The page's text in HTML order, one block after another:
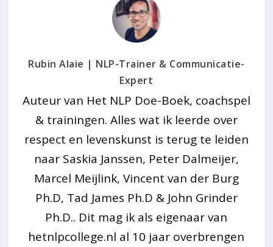
Rubin Alaie | NLP-Trainer & Communicatie-
Expert
Auteur van Het NLP Doe-Boek, coachspel
& trainingen. Alles wat ik leerde over
respect en levenskunst is terug te leiden
naar Saskia Janssen, Peter Dalmeijer,
Marcel Meijlink, Vincent van der Burg
Ph.D, Tad James Ph.D & John Grinder
Ph.D.. Dit mag ik als eigenaar van
hetnlpcollege.nl al 10 jaar overbrengen